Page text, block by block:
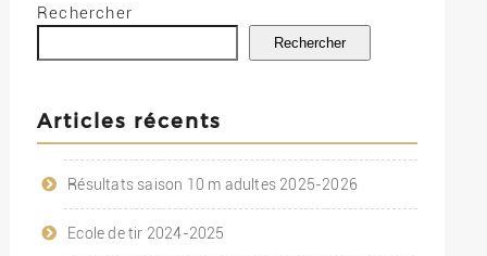
Rechercher
Rechercher
Articles récents
Résultats saison 10 m adultes 2025-2026
Ecole de tir 2024-2025